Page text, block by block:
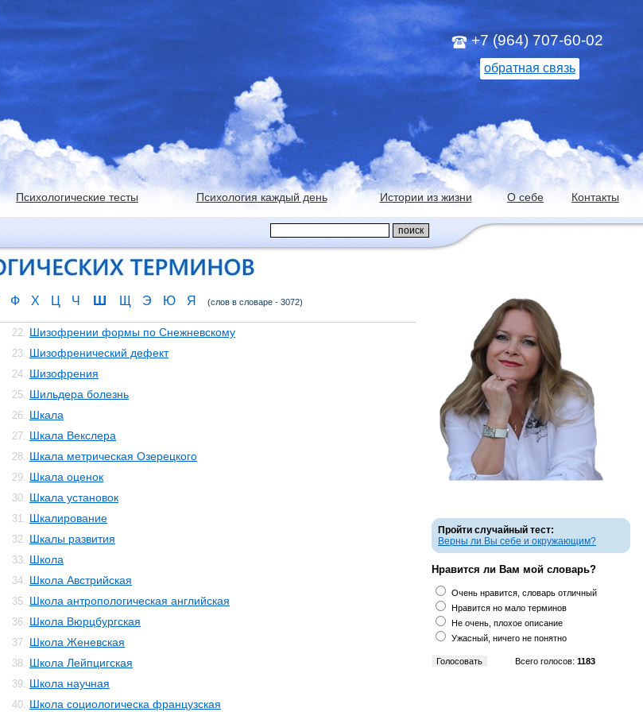
+7 (964) 707-60-02
обратная связь
Психологические тесты Психология каждый день Истории из жизни О себе Контакты
Ф Х Ц Ч Ш Щ Э Ю Я (слов в словаре - 3072)
22. Шизофрении формы по Снежневскому
23. Шизофренический дефект
24. Шизофрения
25. Шильдера болезнь
26. Шкала
27. Шкала Векслера
28. Шкала метрическая Озерецкого
29. Шкала оценок
30. Шкала установок
31. Шкалирование
32. Шкалы развития
33. Школа
34. Школа Австрийская
35. Школа антропологическая английская
36. Школа Вюрцбургская
37. Школа Женевская
38. Школа Лейпцигская
39. Школа научная
40. Школа социологическа французская
Пройти случайный тест:
Верны ли Вы себе и окружающим?
Нравится ли Вам мой словарь?
Очень нравится, словарь отличный
Нравится но мало терминов
Не очень, плохое описание
Ужасный, ничего не понятно
Всего голосов: 1183